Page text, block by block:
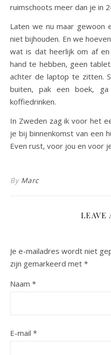
ruimschoots meer dan je in
Laten we nu maar gewoon
niet bijhouden. En we
wat is dat heerlijk om af
hand te hebben, geen
achter de laptop te zitten.
buiten, pak een boek,
koffiedrinken.
In Zweden zag ik voor het
je bij binnenkomst van een
Even rust, voor jou en voor
By Marc
LEAVE
Je e-mailadres wordt niet
zijn gemarkeerd met *
Naam *
E-mail *